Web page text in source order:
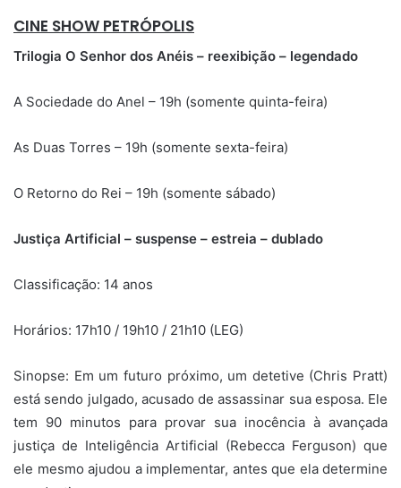
CINE SHOW PETRÓPOLIS
Trilogia O Senhor dos Anéis – reexibição – legendado
A Sociedade do Anel – 19h (somente quinta-feira)
As Duas Torres – 19h (somente sexta-feira)
O Retorno do Rei – 19h (somente sábado)
Justiça Artificial – suspense – estreia – dublado
Classificação: 14 anos
Horários: 17h10 / 19h10 / 21h10 (LEG)
Sinopse: Em um futuro próximo, um detetive (Chris Pratt)
está sendo julgado, acusado de assassinar sua esposa. Ele
tem 90 minutos para provar sua inocência à avançada
justiça de Inteligência Artificial (Rebecca Ferguson) que
ele mesmo ajudou a implementar, antes que ela determine